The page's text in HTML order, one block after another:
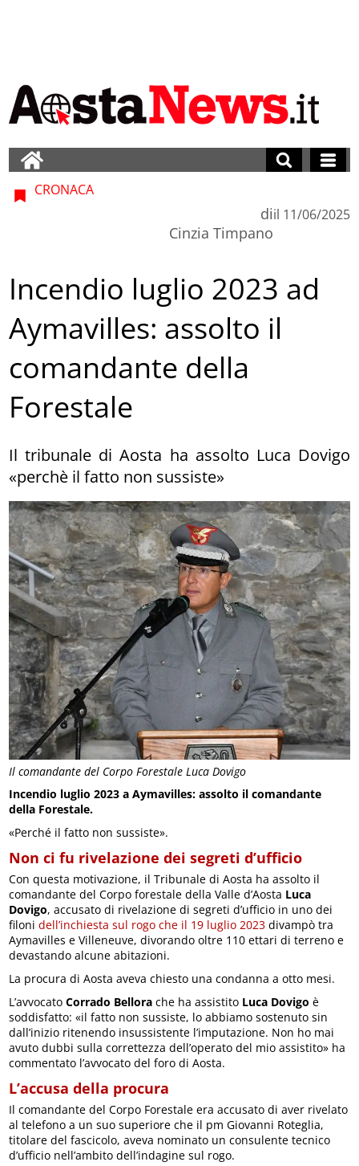
Il comandante del Corpo Forestale Luca Dovigo
CRONACA
di
Cinzia Timpano
il 11/06/2025
Incendio luglio 2023 ad
Aymavilles: assolto il
comandante della
Forestale
Il tribunale di Aosta ha assolto Luca Dovigo
«perchè il fatto non sussiste»
Incendio luglio 2023 a Aymavilles: assolto il comandante
della Forestale.
«Perché il fatto non sussiste».
Non ci fu rivelazione dei segreti d’ufficio
Con questa motivazione, il Tribunale di Aosta ha assolto il
comandante del Corpo forestale della Valle d’Aosta Luca
Dovigo, accusato di rivelazione di segreti d’ufficio in uno dei
filoni dell’inchiesta sul rogo che il 19 luglio 2023 divampò tra
Aymavilles e Villeneuve, divorando oltre 110 ettari di terreno e
devastando alcune abitazioni.
La procura di Aosta aveva chiesto una condanna a otto mesi.
L’avvocatoCorrado Bellora che ha assistito Luca Dovigo è
soddisfatto: «il fatto non sussiste, lo abbiamo sostenuto sin
dall’inizio ritenendo insussistente l’imputazione. Non ho mai
avuto dubbi sulla correttezza dell’operato del mio assistito» ha
commentato l’avvocato del foro di Aosta.
L’accusa della procura
Il comandante del Corpo Forestale era accusato di aver rivelato
al telefono a un suo superiore che il pm Giovanni Roteglia,
titolare del fascicolo, aveva nominato un consulente tecnico
d’ufficio nell’ambito dell’indagine sul rogo.